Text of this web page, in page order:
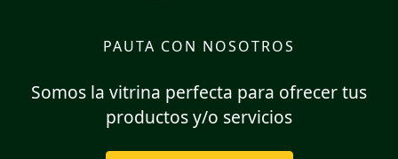
PAUTA CON NOSOTROS
Somos la vitrina perfecta para ofrecer tus
productos y/o servicios